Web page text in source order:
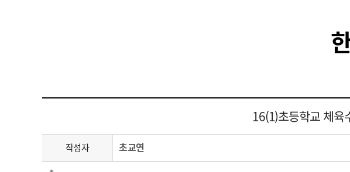
16(1)초등학교 체육
작성자 초교연